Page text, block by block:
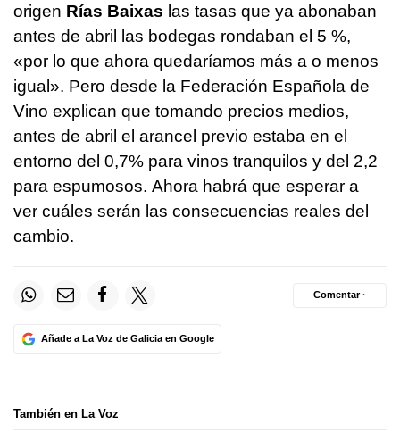
origen Rías Baixas las tasas que ya abonaban
antes de abril las bodegas rondaban el 5 %,
«por lo que ahora quedaríamos más a o menos
igual». Pero desde la Federación Española de
Vino explican que tomando precios medios,
antes de abril el arancel previo estaba en el
entorno del 0,7% para vinos tranquilos y del 2,2
para espumosos. Ahora habrá que esperar a
ver cuáles serán las consecuencias reales del
cambio.
Añade a La Voz de Galicia en Google
Comentar ·
También en La Voz